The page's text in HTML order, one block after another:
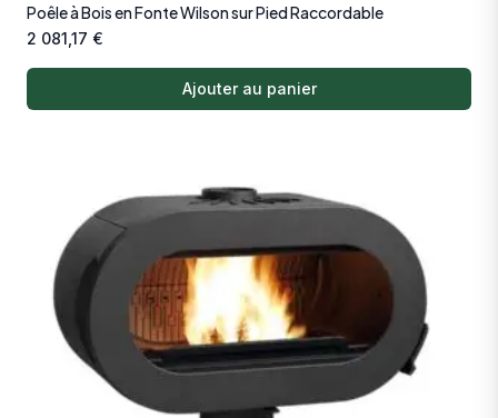
Poêle à Bois en Fonte Wilson sur Pied Raccordable
2 081,17 €
Ajouter au panier